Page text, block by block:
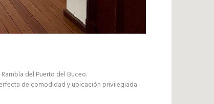
del Puerto del Buceo.
de comodidad y ubicación privilegiada